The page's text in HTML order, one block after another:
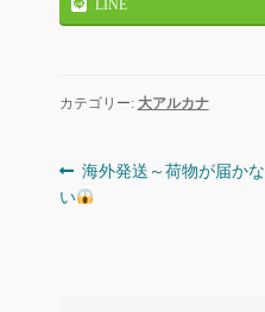
LINE
カテゴリー: 大アルカナ
投
稿
前
の
海外発送～荷物が届かな
い